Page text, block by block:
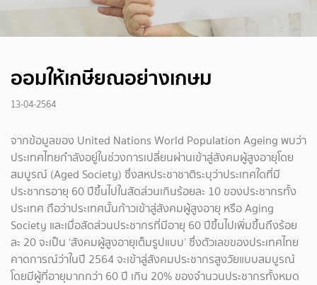
ออมให้เกษียณอย่างเกษม
13-04-2564
จากข้อมูลของ United Nations World Population Ageing พบว่า
ประเทศไทยกำลังอยู่ในช่วงการเปลี่ยนผ่านเข้าสู่สังคมผู้สูงอายุโดย
สมบูรณ์ (Aged Society) ซึ่งสหประชาชาติระบุว่าประเทศใดที่มี
ประชากรอายุ 60 ปีขึ้นไปในสัดส่วนเกินร้อยละ 10 ของประชากรทั้ง
ประเทศ ถือว่าประเทศนั้นก้าวเข้าสู่สังคมผู้สูงอายุ หรือ Aging
Society และเมื่อสัดส่วนประชากรที่มีอายุ 60 ปีขึ้นไปเพิ่มขึ้นถึงร้อย
ละ 20 จะเป็น ‘สังคมผู้สูงอายุเต็มรูปแบบ’ ซึ่งตัวเลขของประเทศไทย
คาดการณ์ว่าในปี 2564 จะเข้าสู่สังคมประชากรสูงวัยแบบสมบูรณ์
โดยมีผู้ที่อายุมากกว่า 60 ปี เกิน 20% ของจำนวนประชากรทั้งหมด